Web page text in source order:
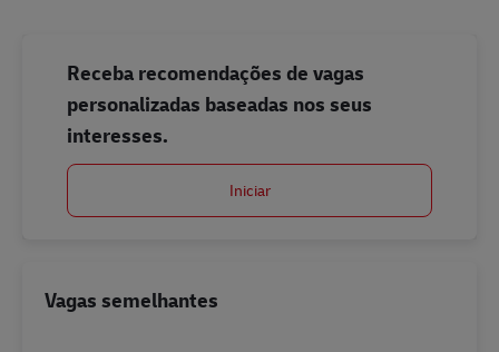
Receba recomendações de vagas
personalizadas baseadas nos seus
interesses.
Iniciar
Vagas semelhantes